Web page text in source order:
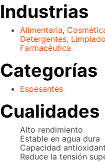
Industrias
Alimentaria,
Detergentes,
Farmacéutica
Categorías
Espesantes
Cualidades
Alto rendimiento
Estable en agua dura
Capacidad
Reduce la tensión